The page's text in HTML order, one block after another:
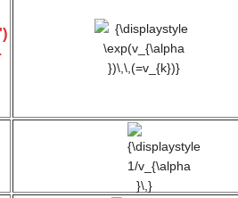
{\displaystyle
\exp(v_{\alpha
})\,\,(=v_{k})}
{\displaystyle
1/v_{\alpha
}\,}